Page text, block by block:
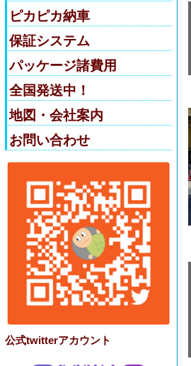
ピカピカ納車
保証システム
パッケージ諸費用
全国発送中！
地図・会社案内
お問い合わせ
公式twitterアカウント